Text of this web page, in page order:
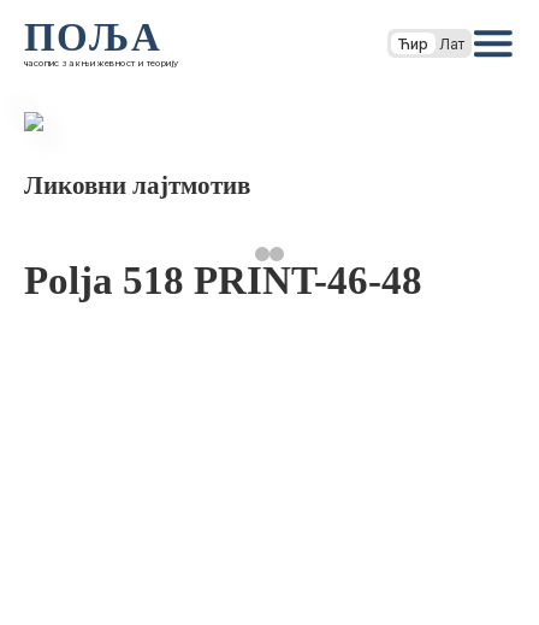
ПОЉА
часопис за књижевност и теорију
Ћир Лат
Ликовни лајтмотив
Polja 518 PRINT-46-48